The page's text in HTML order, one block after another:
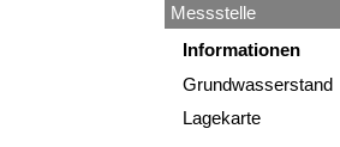
Messstelle
Informationen
Grundwasserstand
Lagekarte